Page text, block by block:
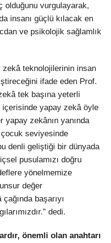
olduğunu vurgulayarak,
insanı güçlü kılacak en
ve psikolojik sağlamlık
zekâ teknolojilerinin insan
ifade eden Prof.
tek başına yeterli
içerisinde yapay zekâ öyle
zekânın yanında
seviyesinde
denli geliştiği bir dünyada
pusulamızı doğru
yönelmemize
değer
başarıyı
dedi.
önemli olan anahtarı